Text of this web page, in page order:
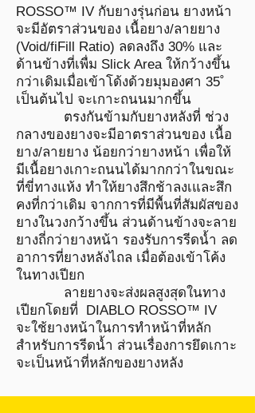
ROSSO™ IV กับยางรุ่นก่อน ยางหน้า
จะมีอัตราส่วนของ เนื้อยาง/ลายยาง
(Void/fiFill Ratio) ลดลงถึง 30% และ
ด้านข้างที่เพื่ม Slick Area ให้กว้างขึ้น
กว่าเดิมเมื่อเข้าโด้งด้วยมุมองศา 35˚
เป็นต้นไป จะเกาะถนนมากขึ้น
ตรงกันข้ามกับยางหลังที่ ช่วง
กลางของยางจะมีอาตราส่วนของ เนื้อ
ยาง/ลายยาง น้อยกว่ายางหน้า เพื่อให้
มีเนื้อยางเกาะถนนได้มากกว่าในขณะ
ที่ขี่ทางแห้ง ทำให้ยางสึกช้าลงเและสึก
คงที่กว่าเดิม จากการที่มีพื้นที่สัมผัสของ
ยางในวงกว้างขึ้น ส่วนด้านข้างจะลาย
ยางถี่กว่ายางหน้า รองรับการรีดน้ำ ลด
อาการที่ยางหลังไถล เมื่อต้องเข้าโค้ง
ในทางเปียก
ลายยางจะส่งผลสูงสุดในทาง
เปียกโดยที่ DIABLO ROSSO™ IV
จะใช้ยางหน้าในการทำหน้าที่หลัก
สำหรับการรีดน้ำ ส่วนเรื่องการยึดเกาะ
จะเป็นหน้าที่หลักของยางหลัง